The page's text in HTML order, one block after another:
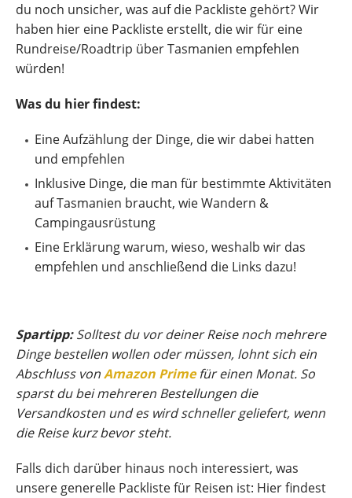
du noch unsicher, was auf die Packliste gehört? Wir
haben hier eine Packliste erstellt, die wir für eine
Rundreise/Roadtrip über Tasmanien empfehlen
würden!
Was du hier findest:
Eine Aufzählung der Dinge, die wir dabei hatten
und empfehlen
Inklusive Dinge, die man für bestimmte Aktivitäten
auf Tasmanien braucht, wie Wandern &
Campingausrüstung
Eine Erklärung warum, wieso, weshalb wir das
empfehlen und anschließend die Links dazu!
Spartipp: Solltest du vor deiner Reise noch mehrere
Dinge bestellen wollen oder müssen, lohnt sich ein
Abschluss vonAmazon Primefür einen Monat. So
sparst du bei mehreren Bestellungen die
Versandkosten und es wird schneller geliefert, wenn
die Reise kurz bevor steht.
Falls dich darüber hinaus noch interessiert, was
unsere generelle Packliste für Reisen ist: Hier findest